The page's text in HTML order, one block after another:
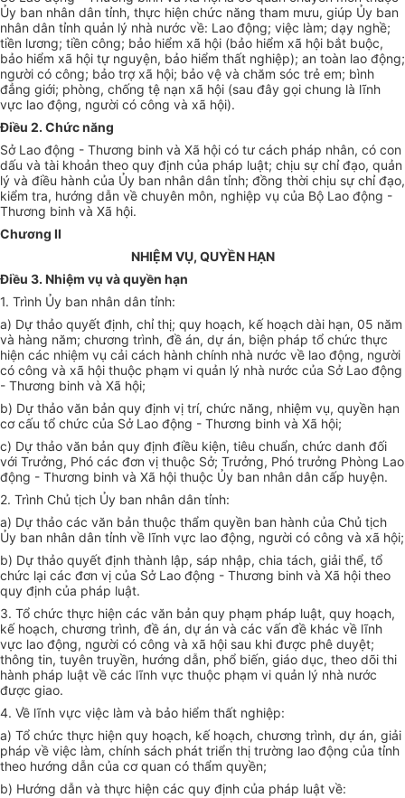
Ủy ban nhân dân tỉnh, thực hiện chức năng tham mưu, giúp Ủy ban
nhân dân tỉnh quản lý nhà nước về: Lao động; việc làm; dạy nghề;
tiền lương; tiền công; bảo hiểm xã hội (bảo hiểm xã hội bắt buộc,
bảo hiểm xã hội tự nguyện, bảo hiểm thất nghiệp); an toàn lao động;
người có công; bảo trợ xã hội; bảo vệ và chăm sóc trẻ em; bình
đẳng giới; phòng, chống tệ nạn xã hội (sau đây gọi chung là lĩnh
vực lao động, người có công và xã hội).
Điều 2. Chức năng
Sở Lao động - Thương binh và Xã hội có tư cách pháp nhân, có con
dấu và tài khoản theo quy định của pháp luật; chịu sự chỉ đạo, quản
lý và điều hành của Ủy ban nhân dân tỉnh; đồng thời chịu sự chỉ đạo,
kiểm tra, hướng dẫn về chuyên môn, nghiệp vụ của Bộ Lao động -
Thương binh và Xã hội.
Chương II
NHIỆM VỤ, QUYỀN HẠN
Điều 3. Nhiệm vụ và quyền hạn
1. Trình Ủy ban nhân dân tỉnh:
a) Dự thảo quyết định, chỉ thị; quy hoạch, kế hoạch dài hạn, 05 năm
và hàng năm; chương trình, đề án, dự án, biện pháp tổ chức thực
hiện các nhiệm vụ cải cách hành chính nhà nước về lao động, người
có công và xã hội thuộc phạm vi quản lý nhà nước của Sở Lao động
- Thương binh và Xã hội;
b) Dự thảo văn bản quy định vị trí, chức năng, nhiệm vụ, quyền hạn
cơ cấu tổ chức của Sở Lao động - Thương binh và Xã hội;
c) Dự thảo văn bản quy định điều kiện, tiêu chuẩn, chức danh đối
với Trưởng, Phó các đơn vị thuộc Sở; Trưởng, Phó trưởng Phòng Lao
động - Thương binh và Xã hội thuộc Ủy ban nhân dân cấp huyện.
2. Trình Chủ tịch Ủy ban nhân dân tỉnh:
a) Dự thảo các văn bản thuộc thẩm quyền ban hành của Chủ tịch
Ủy ban nhân dân tỉnh về lĩnh vực lao động, người có công và xã hội;
b) Dự thảo quyết định thành lập, sáp nhập, chia tách, giải thể, tổ
chức lại các đơn vị của Sở Lao động - Thương binh và Xã hội theo
quy định của pháp luật.
3. Tổ chức thực hiện các văn bản quy phạm pháp luật, quy hoạch,
kế hoạch, chương trình, đề án, dự án và các vấn đề khác về lĩnh
vực lao động, người có công và xã hội sau khi được phê duyệt;
thông tin, tuyên truyền, hướng dẫn, phổ biến, giáo dục, theo dõi thi
hành pháp luật về các lĩnh vực thuộc phạm vi quản lý nhà nước
được giao.
4. Về lĩnh vực việc làm và bảo hiểm thất nghiệp:
a) Tổ chức thực hiện quy hoạch, kế hoạch, chương trình, dự án, giải
pháp về việc làm, chính sách phát triển thị trường lao động của tỉnh
theo hướng dẫn của cơ quan có thẩm quyền;
b) Hướng dẫn và thực hiện các quy định của pháp luật về: